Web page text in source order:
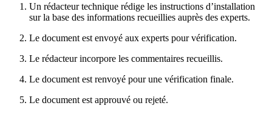
Un rédacteur technique rédige les instructions d’installation
sur la base des informations recueillies auprès des experts.
Le document est envoyé aux experts pour vérification.
Le rédacteur incorpore les commentaires recueillis.
Le document est renvoyé pour une vérification finale.
Le document est approuvé ou rejeté.